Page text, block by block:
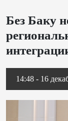
Без Баку
14:48 - 16